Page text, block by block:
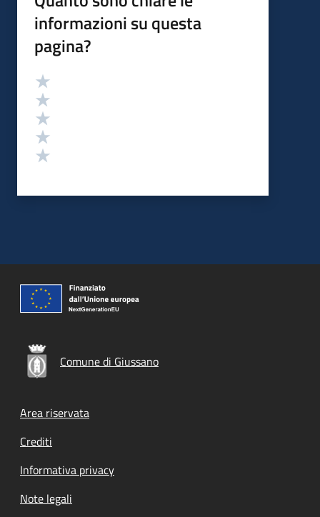
informazioni su questa
pagina?
Valutazione
Comune di Giussano
Footer menu
Area riservata
Crediti
Informativa privacy
Note legali